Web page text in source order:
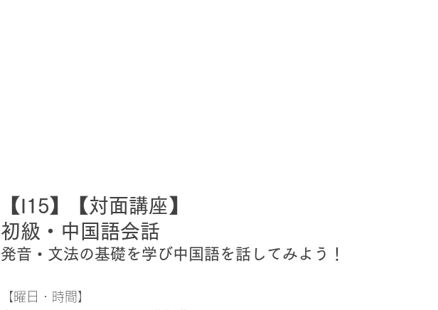
【I15】【対面講座】
初級・中国語会話
発音・文法の基礎を学び中国語を話してみよう！
【曜日・時間】